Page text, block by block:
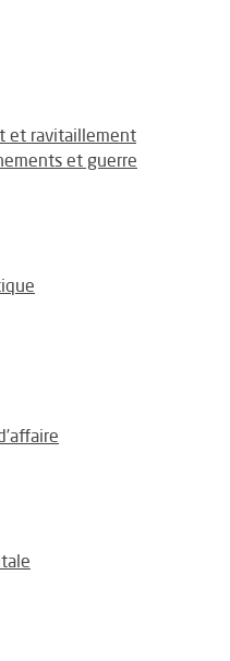
et ravitaillement
et guerre